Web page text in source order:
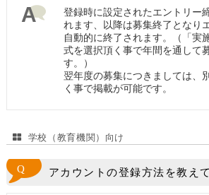
登録時に設定されたエントリー
れます、以降は募集終了となり
自動的に終了されます。（「実
式を選択頂く事で年間を通して
す。）
翌年度の募集につきましては、
く事で掲載が可能です。
学校（教育機関）向け
アカウントの登録方法を教え